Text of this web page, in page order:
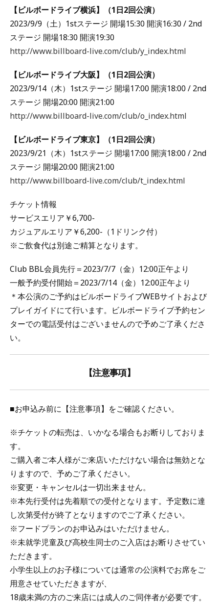
【ビルボードライブ横浜】（1日2回公演）
2023/9/9（土）1stステージ 開場15:30 開演16:30 / 2nd
ステージ 開場18:30 開演19:30
http://www.billboard-live.com/club/y_index.html
【ビルボードライブ大阪】（1日2回公演）
2023/9/14（木）1stステージ 開場17:00 開演18:00 / 2nd
ステージ 開場20:00 開演21:00
http://www.billboard-live.com/club/o_index.html
【ビルボードライブ東京】（1日2回公演）
2023/9/21（木）1stステージ 開場17:00 開演18:00 / 2nd
ステージ 開場20:00 開演21:00
http://www.billboard-live.com/club/t_index.html
チケット情報
サービスエリア￥6,700-
カジュアルエリア￥6,200-（1ドリンク付）
※ご飲食代は別途ご精算となります。
Club BBL会員先行＝2023/7/7（金）12:00正午より
一般予約受付開始＝2023/7/14（金）12:00正午より
＊本公演のご予約はビルボードライブWEBサイトおよび
プレイガイドにて行います。ビルボードライブ予約セン
ターでの電話受付はございませんので予めご了承くださ
い。
【注意事項】
■お申込み前に【注意事項】をご確認ください。
※チケットの転売は、いかなる場合もお断りしておりま
す。
ご購入者ご本人様がご来店いただけない場合は無効とな
りますので、予めご了承ください。
※変更・キャンセルは一切出来ません。
※本先行受付は先着順での受付となります。予定数に達
し次第受付が終了となりますのでご了承ください。
※フードプランのお申込みはいただけません。
※未就学児童及び高校生同士のご入店はお断りさせてい
ただきます。
小学生以上のお子様については通常の公演料でお席をご
用意させていただきますが、
18歳未満の方のご来店には成人のご同伴者が必要です。